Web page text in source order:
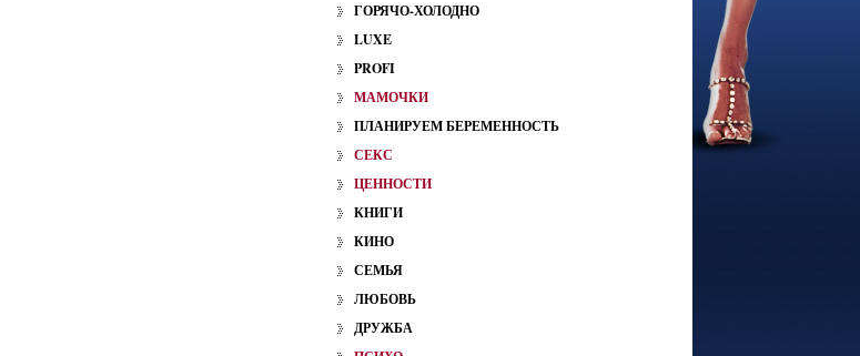
ГОРЯЧО-ХОЛОДНО
LUXE
PROFI
МАМОЧКИ
ПЛАНИРУЕМ БЕРЕМЕННОСТЬ
СЕКС
ЦЕННОСТИ
КНИГИ
КИНО
СЕМЬЯ
ЛЮБОВЬ
ДРУЖБА